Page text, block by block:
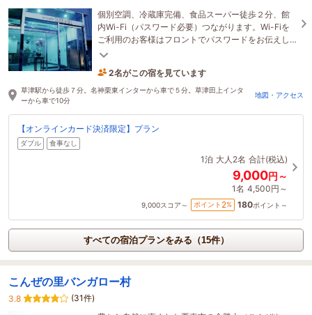
個別空調、冷蔵庫完備、食品スーパー徒歩２分、館
内Wi-Fi（パスワード必要）つながります。Wi-Fiを
ご利用のお客様はフロントでパスワードをお伝えし
ます
2名がこの宿を見ています
たった今予約されました
草津駅から徒歩７分。名神栗東インターから車で５分。草津田上インタ
ーから車で10分
地図・アクセス
【オンラインカード決済限定】プラン
ダブル 食事なし
1泊 大人2名 合計(税込)
9,000円～
1名 4,500円～
9,000スコア～ ポイント 2% 180ポイント～
すべての宿泊プランをみる（15件）
こんぜの里バンガロー村
3.8
(31件)